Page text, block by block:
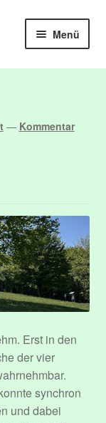
Menü
— Kommentar
Erst in den
der vier
synchron
und dabei